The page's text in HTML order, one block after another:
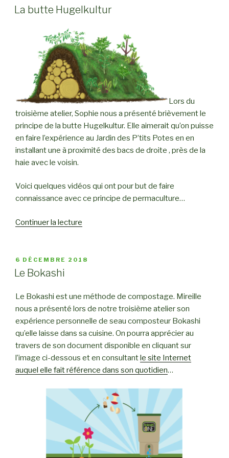
LE
La butte Hugelkultur
Lors du
troisième atelier, Sophie nous a présenté brièvement le
principe de la butte Hugelkultur. Elle aimerait qu’on puisse
en faire l’expérience au Jardin des P’tits Potes en en
installant une à proximité des bacs de droite , près de la
haie avec le voisin.
Voici quelques vidéos qui ont pour but de faire
connaissance avec ce principe de permaculture…
Continuer la lecture
Hugelkultur »
PUBLIÉ
LE
6 DÉCEMBRE 2018
Le Bokashi
Le Bokashi est une méthode de compostage. Mireille
nous a présenté lors de notre troisième atelier son
expérience personnelle de seau composteur Bokashi
qu’elle laisse dans sa cuisine. On pourra apprécier au
travers de son document disponible en cliquant sur
l’image ci-dessous et en consultantle site Internet
auquel elle fait référence dans son quotidien…